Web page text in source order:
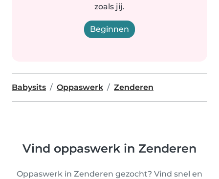
zoals jij.
Beginnen
Babysits Oppaswerk Zenderen
Vind oppaswerk in Zenderen
Oppaswerk in Zenderen gezocht? Vind snel en